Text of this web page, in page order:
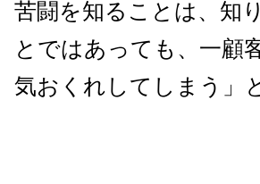
苦闘を知ることは、知
とではあっても、一顧
気おくれしてしまう」